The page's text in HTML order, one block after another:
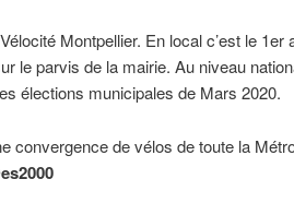
Montpellier. En local c’est le 1er
le parvis de la mairie. Au niveau
élections municipales de Mars 2020.
convergence de vélos de toute la